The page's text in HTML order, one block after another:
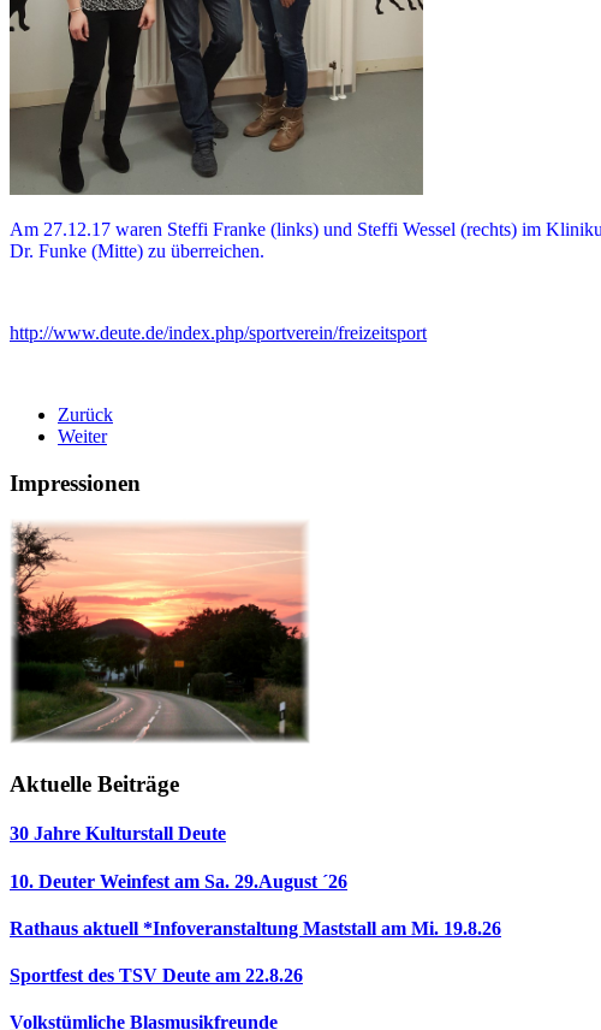
Am 27.12.17 waren Steffi Franke (links) und Steffi Wessel (rechts) im
Dr. Funke (Mitte) zu überreichen.
http://www.deute.de/index.php/sportverein/freizeitsport
Zurück
Weiter
Impressionen
Aktuelle Beiträge
30 Jahre Kulturstall Deute
10. Deuter Weinfest am Sa. 29.August ´26
Rathaus aktuell *Infoveranstaltung Maststall am Mi. 19.8.26
Sportfest des TSV Deute am 22.8.26
Volkstümliche Blasmusikfreunde